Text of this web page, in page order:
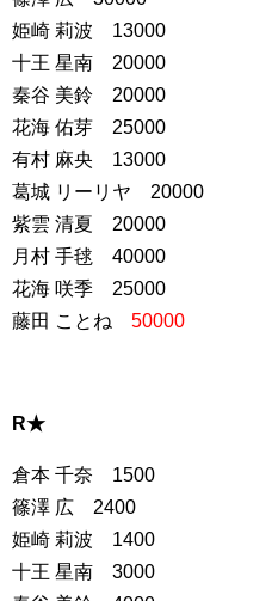
姫崎 莉波 13000
十王 星南 20000
秦谷 美鈴 20000
花海 佑芽 25000
有村 麻央 13000
葛城 リーリヤ 20000
紫雲 清夏 20000
月村 手毬 40000
花海 咲季 25000
藤田 ことね 50000
R★
倉本 千奈 1500
篠澤 広 2400
姫崎 莉波 1400
十王 星南 3000